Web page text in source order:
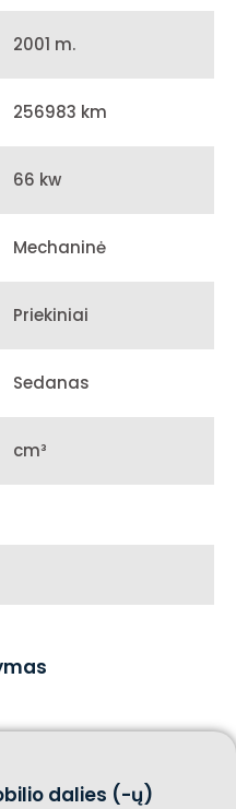
2001 m.
256983 km
66 kw
Mechaninė
Priekiniai
Sedanas
cm³
dalies (-ų)